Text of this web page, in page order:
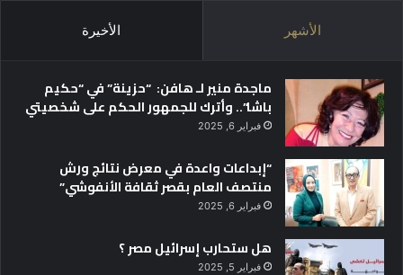
الأشهر الأخيرة
ماجدة منير لـ هافن: “حزينة” في “حكيم
باشا”.. وأترك للجمهور الحكم على شخصيتي
فبراير 6, 2025
“إبداعات واعدة في معرض نتائج ورش
منتصف العام بقصر ثقافة الأنفوشي”
فبراير 6, 2025
هل ستحارب إسرائيل مصر ؟
فبراير 5, 2025